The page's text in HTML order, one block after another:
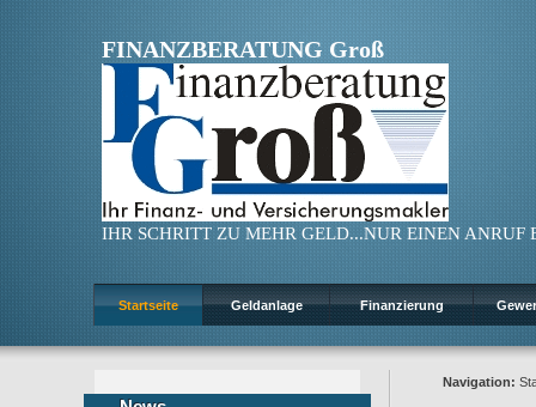
FINANZBERATUNG Groß
IHR SCHRITT ZU MEHR GELD...NUR EINEN ANRUF
Startseite Geldanlage Finanzierung
Navigation: